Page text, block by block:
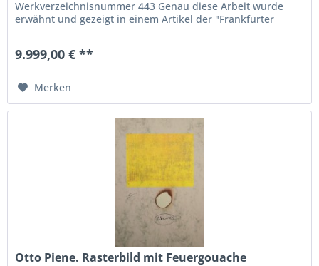
Werkverzeichnisnummer 443 Genau diese Arbeit wurde
erwähnt und gezeigt in einem Artikel der "Frankfurter
9.999,00 € **
Merken
Otto Piene. Rasterbild mit Feuergouache